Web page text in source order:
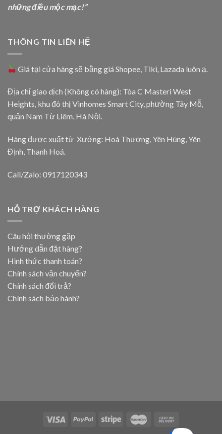
những điều mộc mạc!”
THÔNG TIN LIÊN HỆ
Giá tại cửa hàng sẽ bằng giáShopee Tiki Lazada luôn ạ.
Địa chỉ giao dịch (Không có hàng): Tòa C Masteri West
Heights, khu đô thị Vinhomes Smart City, phường Tây Mỗ,
quận Nam Từ Liêm, Hà Nội.
Hàng được xuất từ Xưởng: Hoà Thượng, Yên Hùng, Yên
Định, Thanh Hoá.
Call/Zalo: 0917120343
HỖ TRỢ KHÁCH HÀNG
Câu hỏi thường gặp
Hướng dẫn đặt hàng?
Hình thức thanh toán?
Chính sách vận chuyển?
Chính sách đổi trả?
Chính sách bảo hành?